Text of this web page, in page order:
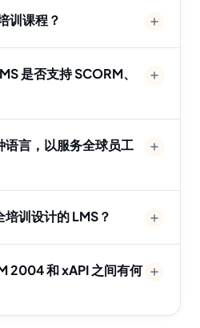
训课程？
是否支持 SCORM、
言，以服务全球员工
训设计的 LMS？
2004 和 xAPI 之间有何